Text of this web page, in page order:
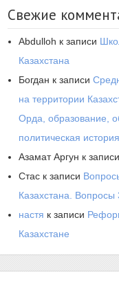
Свежие
Abdulloh к записи
Казахстана
Богдан к записи
на территории
Орда, образование,
политическая
Азамат Аргун к записи
Стас к записи
Казахстана. Вопросы
настя к записи
Казахстане